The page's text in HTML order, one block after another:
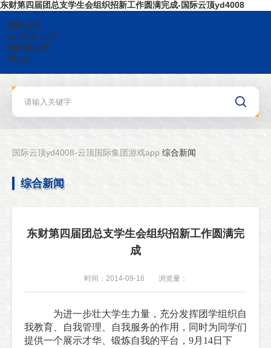
东财第四届团总支学生会组织招新工作圆满完成-国际云顶yd4008
国际云顶
yd4008-云顶
国际集团游
戏app
国际云顶yd4008-云顶国际集团游戏app 综合新闻
综合新闻
东财第四届团总支学生会组织招新工作圆满完
成
时间：2014-09-16 浏览量：
为进一步壮大学生力量，充分发挥团学组织自
我教育、自我管理、自我服务的作用，同时为同学们
提供一个展示才华、锻炼自我的平台， 9月 14日下